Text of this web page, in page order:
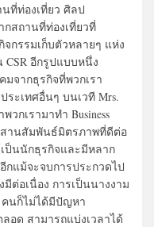
ที่ท่องเที่ยว ศิลป
สถานที่ท่องเที่ยวที่
จกรรมเก็บตัวหลายๆ แห่ง
อีกรูปแบบหนึ่ง
จากธุรกิจที่พวกเรา
ะเทศอื่นๆ บนเวที Mrs.
พวกเรามาทำ Business
สานสัมพันธ์มิตรภาพที่ดีต่อ
ป็นนักธุรกิจและมีหลาก
แม้จะจบการประกวดไป
ต่อเนื่อง การเป็นนางงาม
นก็ไม่ได้มีปัญหา
อด สามารถแบ่งเวลาได้